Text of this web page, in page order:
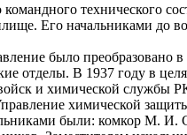
технического
Его начальниками
было
отделы. В 1937 году в
и химической службы
химической
были: комкор М. И.